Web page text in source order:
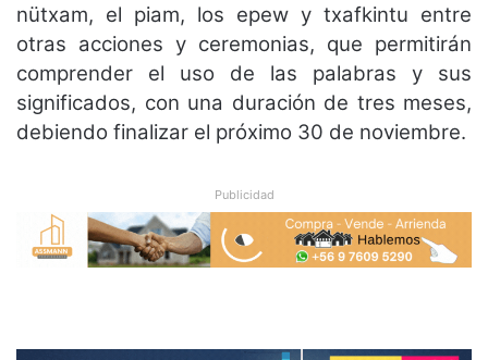
nütxam, el piam, los epew y txafkintu entre
otras acciones y ceremonias, que permitirán
comprender el uso de las palabras y sus
significados, con una duración de tres meses,
debiendo finalizar el próximo 30 de noviembre.
Publicidad